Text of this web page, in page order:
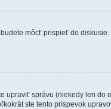
môcť prispieť do
upraviť správu (niekedy len
ste tento príspevok